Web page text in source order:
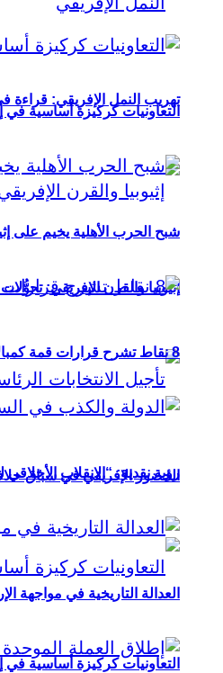
تهريب النمل الإفريقي: قراءة
إثيوبيا والقرن الإفريقي:
الحضور الإفريقي في سباق
التعاونيات كركيزة أساسية في
التعاونيات كركيزة أساسية في
شبح الحرب الأهلية يخيم على
8 نقاط تشرح قرارات قمة كمبالا بشأن “بعثة أوصوم” في الصومال؟
رؤية نقدية: “الانقلاب
العدالة التاريخية في مواجهة